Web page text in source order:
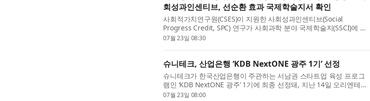
회성과인센티브, 선순환 효과 국제학술지서 확인
사회적가치연구원(CSES)이 지원한 사회성과인센티브(Social
Progress Credit, SPC) 연구가 사회과학 분야 국제학술지(SSCI)에 게
재되며 SPC의 정책적 효과를 뒷받침하는 학술적 근거를 국제적으로
07월 23일 08:30
슈니테크, 산업은행 ‘KDB NextONE 광주 1기’ 선정
슈니테크가 한국산업은행이 주관하는 서남권 스타트업 육성 프로그
램인 ‘KDB NextONE 광주’ 1기에 최종 선정돼, 지난 14일 오리엔테이
션(OT)을 시작으로 본격적인 프로그램 일정에 돌입했다고 밝혔다. 올
07월 23일 08:00